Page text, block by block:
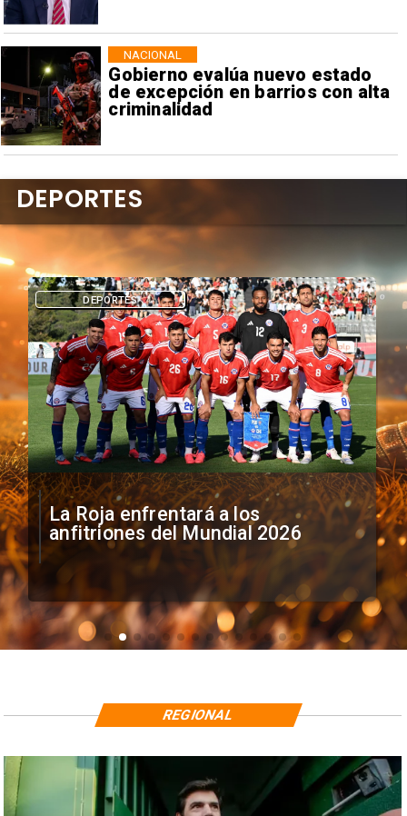
Gobierno evalúa nuevo estado
de excepción en barrios con alta
criminalidad
NACIONAL
La Roja enfrentará a los
anfitriones del Mundial 2026
DEPORTES
DEPORTES
REGIONAL